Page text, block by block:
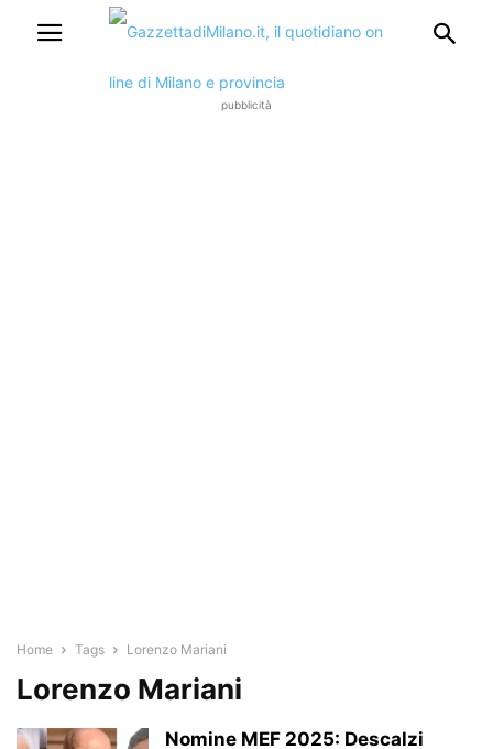
pubblicità
Home Tags Lorenzo Mariani
Lorenzo Mariani
Nomine MEF 2025: Descalzi